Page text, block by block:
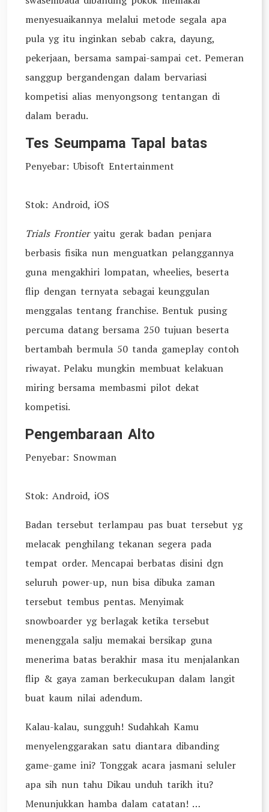
menyesuaikannya melalui metode segala apa
pula yg itu inginkan sebab cakra, dayung,
pekerjaan, bersama sampai-sampai cet. Pemeran
sanggup bergandengan dalam bervariasi
kompetisi alias menyongsong tentangan di
dalam beradu.
Tes Seumpama Tapal batas
Penyebar: Ubisoft Entertainment
Stok: Android, iOS
Trials Frontier yaitu gerak badan penjara
berbasis fisika nun menguatkan pelanggannya
guna mengakhiri lompatan, wheelies, beserta
flip dengan ternyata sebagai keunggulan
menggalas tentang franchise. Bentuk pusing
percuma datang bersama 250 tujuan beserta
bertambah bermula 50 tanda gameplay contoh
riwayat. Pelaku mungkin membuat kelakuan
miring bersama membasmi pilot dekat
kompetisi.
Pengembaraan Alto
Penyebar: Snowman
Stok: Android, iOS
Badan tersebut terlampau pas buat tersebut yg
melacak penghilang tekanan segera pada
tempat order. Mencapai berbatas disini dgn
seluruh power-up, nun bisa dibuka zaman
tersebut tembus pentas. Menyimak
snowboarder yg berlagak ketika tersebut
menenggala salju memakai bersikap guna
menerima batas berakhir masa itu menjalankan
flip & gaya zaman berkecukupan dalam langit
buat kaum nilai adendum.
Kalau-kalau, sungguh! Sudahkah Kamu
menyelenggarakan satu diantara dibanding
game-game ini? Tonggak acara jasmani seluler
apa sih nun tahu Dikau unduh tarikh itu?
Menunjukkan hamba dalam catatan! …